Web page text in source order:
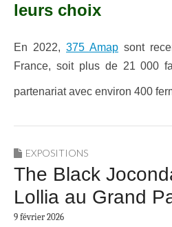
leurs choix
En 2022, 375 Amap sont
France, soit plus de 21 000
partenariat avec environ 400
EXPOSITIONS
The Black
Lollia au Grand
9 février 2026